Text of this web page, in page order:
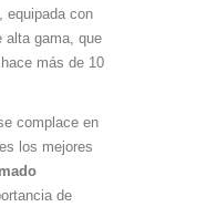
equipada con
alta gama, que
más de 10
complace en
los mejores
de